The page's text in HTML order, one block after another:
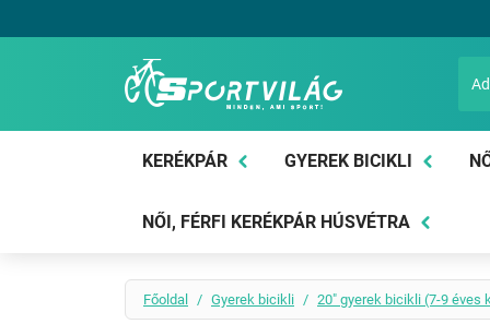
Sportvilág
KERÉKPÁR GYEREK BICIKLI
NŐI, FÉRFI KERÉKPÁR HÚSVÉTRA
Főoldal Gyerek bicikli 20" gyerek bicikli (7-9 éves